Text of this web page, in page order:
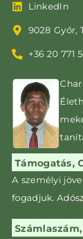
LinkedIn
9028 Győr,
+36 20 771
Támogatás,
A személyi
fogadjuk.